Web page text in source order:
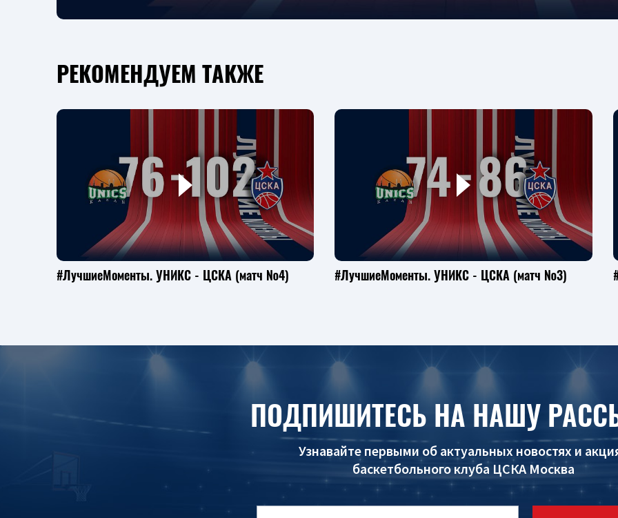
РЕКОМЕНДУЕМ ТАКЖЕ
#ЛучшиеМоменты. УНИКС - ЦСКА (матч №4) #ЛучшиеМоменты. УНИКС - ЦСКА (матч №3)
ПОДПИШИТЕСЬ НА НАШУ
Узнавайте первыми об актуальных новостях и
баскетбольного клуба ЦСКА Москва